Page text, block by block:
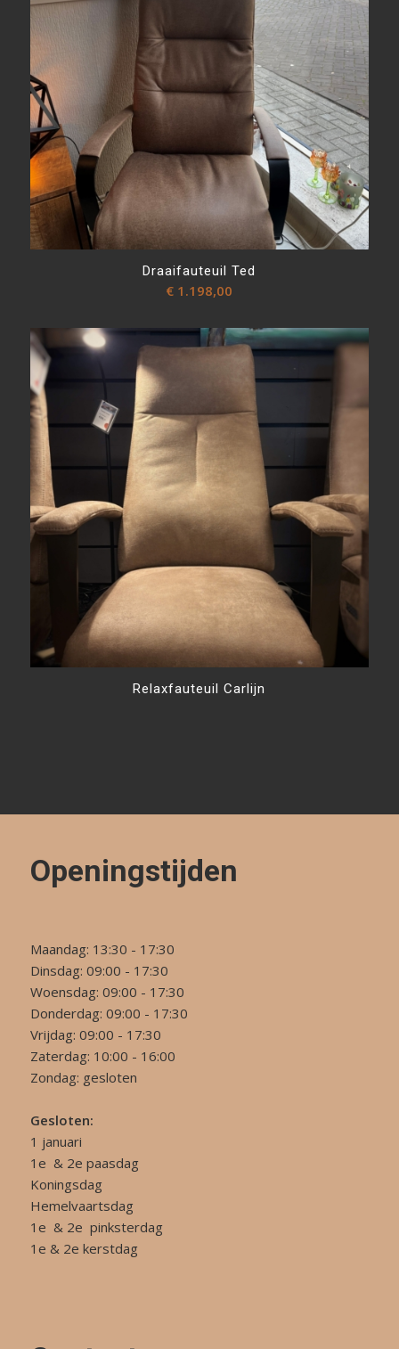
Draaifauteuil Ted
€ 1.198,00
Relaxfauteuil Carlijn
Openingstijden
Maandag: 13:30 - 17:30
Dinsdag: 09:00 - 17:30
Woensdag: 09:00 - 17:30
Donderdag: 09:00 - 17:30
Vrijdag: 09:00 - 17:30
Zaterdag: 10:00 - 16:00
Zondag: gesloten
Gesloten:
1 januari
1e & 2e paasdag
Koningsdag
Hemelvaartsdag
1e & 2e pinksterdag
1e & 2e kerstdag